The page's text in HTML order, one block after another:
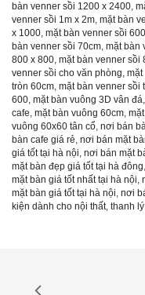
bàn venner sồi 1200 x 2400,
venner sồi 1m x 2m, mặt bàn
x 1000, mặt bàn venner sồi
bàn venner sồi 70cm, mặt bàn
800 x 800, mặt bàn venner sồi
venner sồi cho văn phòng, mặt
tròn 60cm, mặt bàn venner sồi
600, mặt bàn vuông 3D vân đá,
cafe, mặt bàn vuông 60cm,
vuông 60x60 tân cổ, nơi bán
bàn cafe giá rẻ, nơi bán mặt
giá tốt tại hà nội, nơi bán mặt
mặt bàn đẹp giá tốt tại hà đông,
mặt bàn giá tốt nhất tại hà nội,
mặt bàn giá tốt tại hà nội, nơi
kiện dành cho nội thất, thanh